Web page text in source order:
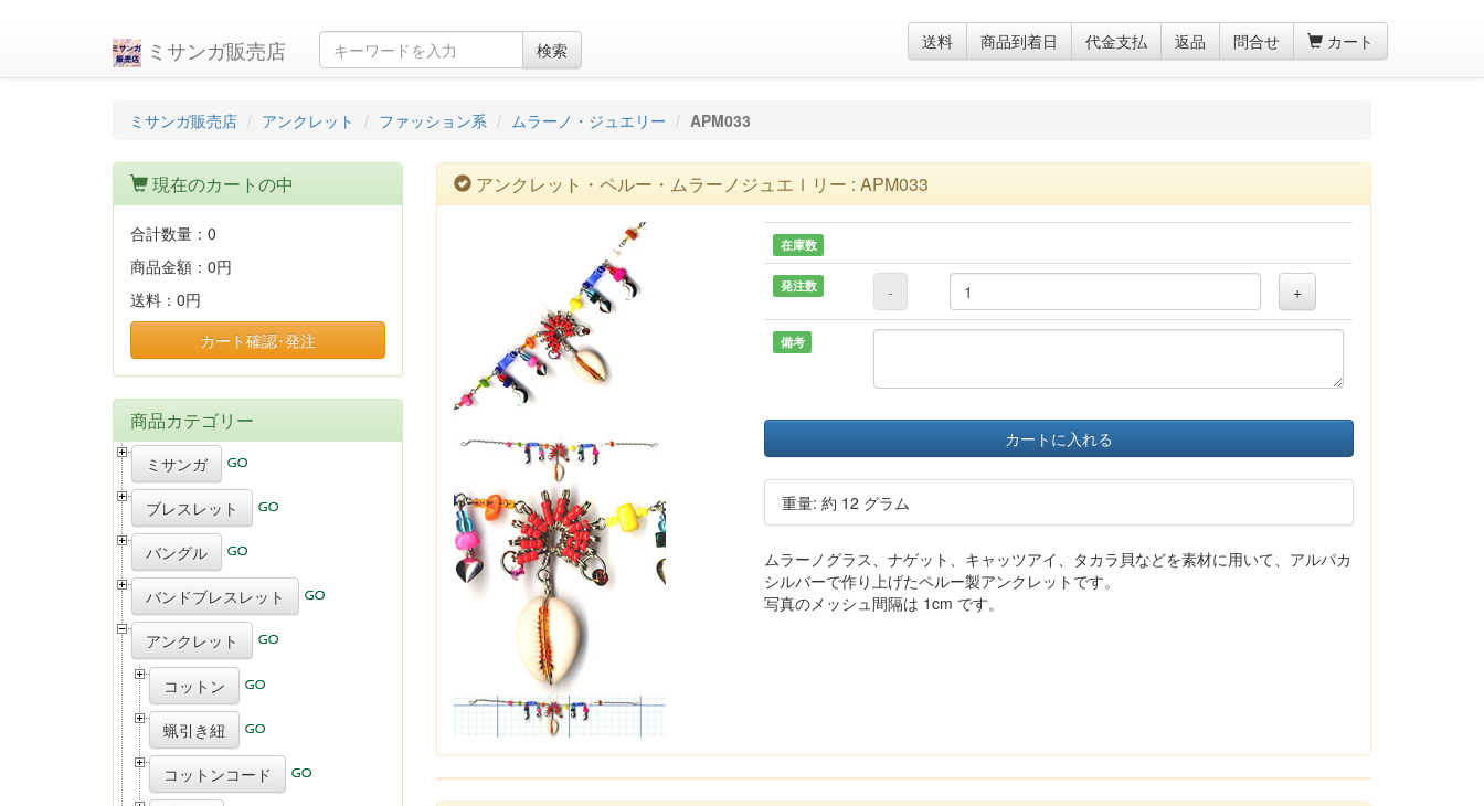
ミサンガ販売店 検索 送料 商品到着日 代金支払 返品 問合せ カート
ミサンガ販売店 アンクレット ファッション系 ムラーノ・ジュエリー APM033
アンクレット・ペルー・ムラーノジュエｌリー : APM033
在庫数
発注数 - +
備考
カートに入れる
重量: 約 12 グラム
ムラーノグラス、ナゲット、キャッツアイ、タカラ貝などを素材に用いて、アルパカ
シルバーで作り上げたペルー製アンクレットです。
写真のメッシュ間隔は 1cm です。
現在のカートの中
合計数量： 0
商品金額： 0円
送料： 0円
カート確認･発注
商品カテゴリー
ミサンガ
ブレスレット
バングル
バンドブレスレット
アンクレット
コットン
蝋引き紐
コットンコード